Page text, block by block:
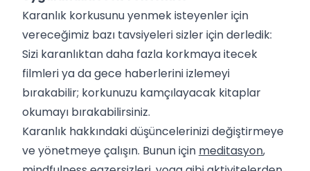
Karanlık korkusunu yenmek isteyenler için
vereceğimiz bazı tavsiyeleri sizler için derledik:
Sizi karanlıktan daha fazla korkmaya itecek
filmleri ya da gece haberlerini izlemeyi
bırakabilir; korkunuzu kamçılayacak kitaplar
okumayı bırakabilirsiniz.
Karanlık hakkındaki düşüncelerinizi değiştirmeye
ve yönetmeye çalışın. Bunun için meditasyon,